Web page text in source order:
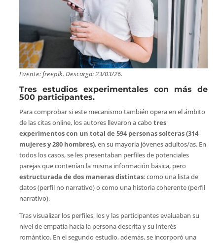
Fuente: freepik. Descarga: 23/03/26.
Tres estudios experimentales con más de
500 participantes.
Para comprobar si este mecanismo también opera en el ámbito
de las citas online, los autores llevaron a cabotres
experimentos con un total de 594 personas solteras (314
mujeres y 280 hombres), en su mayoría jóvenes adultos/as. En
todos los casos, se les presentaban perfiles de potenciales
parejas que contenían la misma información básica, pero
estructurada de dos maneras distintas: como una lista de
datos (perfil no narrativo) o como una historia coherente (perfil
narrativo).
Tras visualizar los perfiles, los y las participantes evaluaban su
nivel de empatía hacia la persona descrita y su interés
romántico. En el segundo estudio, además, se incorporó una